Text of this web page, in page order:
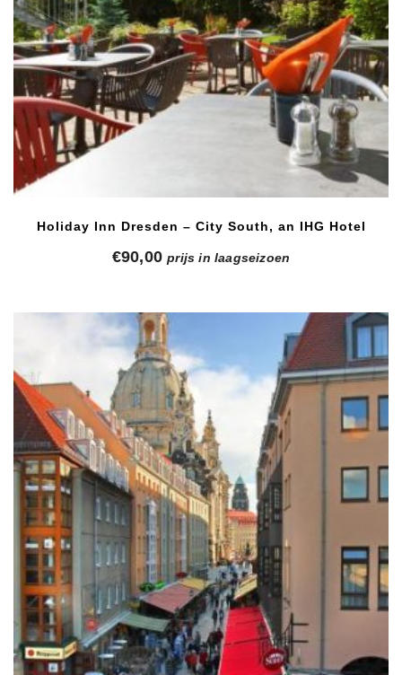
Holiday Inn Dresden – City South, an IHG Hotel
€90,00 prijs in laagseizoen